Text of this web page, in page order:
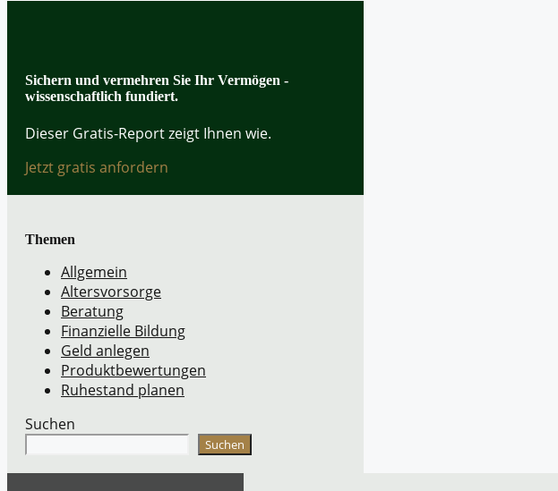
Sichern und vermehren Sie Ihr Vermögen -
wissenschaftlich fundiert.
Dieser Gratis-Report zeigt Ihnen wie.
Jetzt gratis anfordern
Themen
Allgemein
Altersvorsorge
Beratung
Finanzielle Bildung
Geld anlegen
Produktbewertungen
Ruhestand planen
Suchen
Suchen